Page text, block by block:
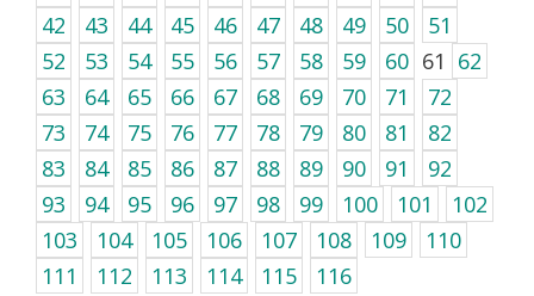
42
43 44 45 46 47 48 49 50
51
52
53 54 55 56 57 58 59 60 61 62
63
64 65 66 67 68 69 70 71
72
73
74 75 76 77 78 79 80 81
82
83
84 85 86 87 88 89 90 91
92
93
94 95 96 97 98 99 100 101
102
103
104 105 106 107 108 109
110
111
112 113 114 115 116